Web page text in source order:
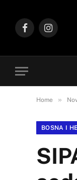
FacebookInstagram
Home »
BOSNA I